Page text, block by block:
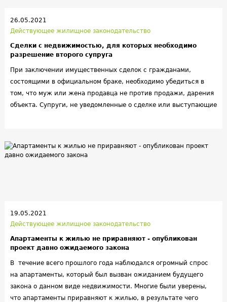
26.05.2021
Действующее жилищное законодательство
Сделки с недвижимостью, для которых необходимо
разрешение второго супруга
При заключении имущественных сделок с гражданами,
состоящими в официальном браке, необходимо убедиться в
том, что муж или жена продавца не против продажи, дарения
объекта. Супруги, не уведомленные о сделке или выступающие
Предупредить спорные ситуации поможет получение
нотариального согласия второго супруга, что актуально для
на какие нюансы стоит обращать внимание.
19.05.2021
Действующее жилищное законодательство
Апартаменты к жилью не приравняют - опубликован
проект давно ожидаемого закона
В течение всего прошлого года наблюдался огромный спрос
на апартаменты, который был вызван ожиданием будущего
закона о данном виде недвижимости. Многие были уверены,
что апартаменты приравняют к жилью, в результате чего